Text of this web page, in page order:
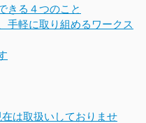
きる４つのこと
手軽に取り組めるワークス
は取扱いしておりませ